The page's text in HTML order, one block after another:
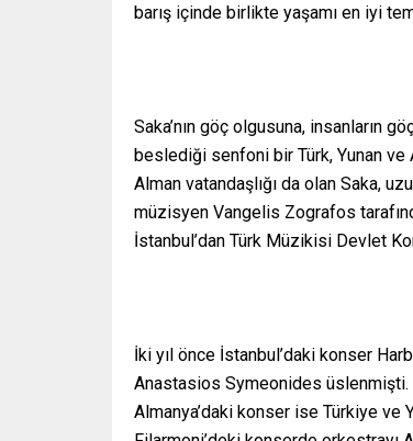
barış içinde birlikte yaşamı en iyi
Saka’nın göç olgusuna, insanların
beslediği senfoni bir Türk, Yunan ve
Alman vatandaşlığı da olan Saka,
müzisyen Vangelis Zografos
İstanbul’dan Türk Müzikisi Devlet
İki yıl önce İstanbul’daki konser
Anastasios Symeonides üslenmişti.
Almanya’daki konser ise Türkiye ve